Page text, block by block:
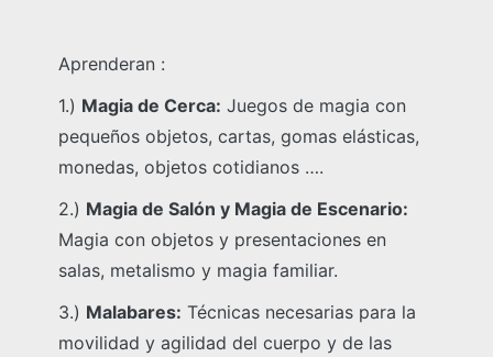
Aprenderan :
1.) Magia de Cerca: Juegos de magia con
pequeños objetos, cartas, gomas elásticas,
monedas, objetos cotidianos ….
2.) Magia de Salón y Magia de Escenario:
Magia con objetos y presentaciones en
salas, metalismo y magia familiar.
3.) Malabares: Técnicas necesarias para la
movilidad y agilidad del cuerpo y de las